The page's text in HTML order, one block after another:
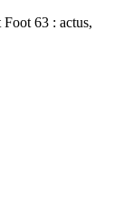
63 : actus,